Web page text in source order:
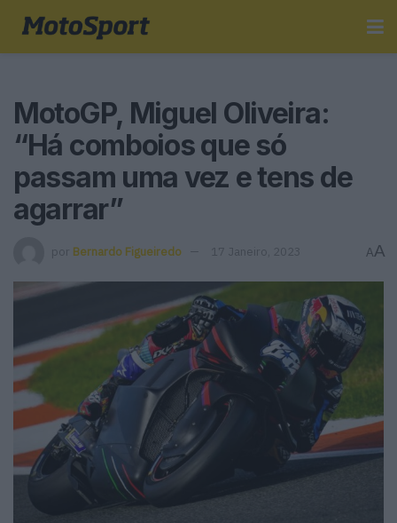
MotoGP, Miguel Oliveira:
“Há comboios que só
passam uma vez e tens de
agarrar”
por Bernardo Figueiredo 17 Janeiro, 2023 AA